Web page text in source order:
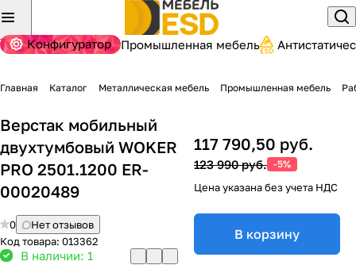
Конфигуратор Промышленная мебель
Главная Каталог Металлическая мебель Промышленная мебель
Верстак мобильный
двухтумбовый WOKER
PRO 2501.1200 ER-
00020489
0
Нет отзывов
Код товара: 013362
В наличии: 1
117 790,50 руб.
123 990 руб. -5%
Цена указана без учета НДС
В корзину